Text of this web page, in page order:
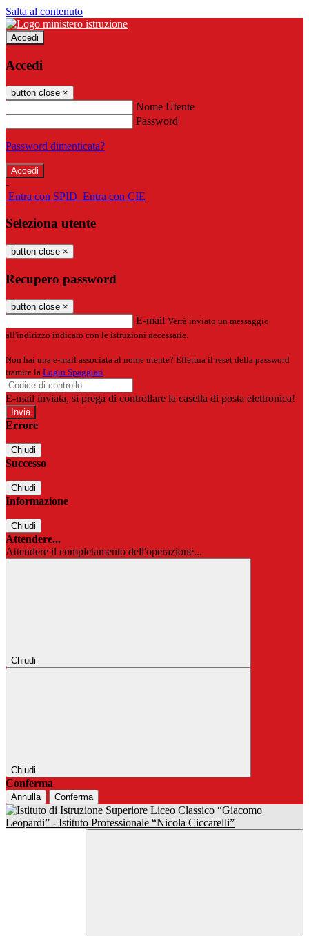
Salta al contenuto
Accedi
Accedi
button close ×
Nome Utente
Password
Password dimenticata?
-
Entra con SPID Entra con CIE
Seleziona utente
button close ×
Recupero password
button close ×
E-mail Verrà inviato un messaggio
all'indirizzo indicato con le istruzioni necessarie.
Non hai una e-mail associata al nome utente? Effettua il reset della password
tramite la Login Spaggiari
E-mail inviata, si prega di controllare la casella di posta elettronica!
Errore
Chiudi
Successo
Chiudi
Informazione
Chiudi
Attendere...
Attendere il completamento dell'operazione...
Chiudi
Chiudi
Conferma
Annulla Conferma